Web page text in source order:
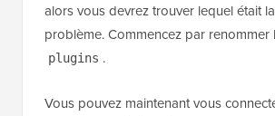
alors vous devrez trouver lequel était
problème. Commencez par renommer
plugins .
Vous pouvez maintenant vous